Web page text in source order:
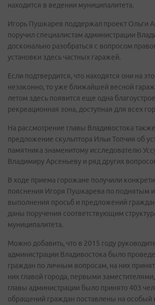
находится в ведении муниципалитета.
Игорь Пушкарев поддержал проект Ольги
поручил специалистам администрации
досконально разобраться с вопросом
установки здесь частных гаражей.
Если подтвердится, что находятся они на
незаконно, то уже ближайшей весной
летом здесь появится еще одна
рекреационная зона, доступная для всех
На рассмотрение главы Владивостока
предложение скульптора Ильи Топчия об
памятника знаменитому исследователю
Владимиру Арсеньеву и ряд других
В ходе приема горожане получили
пояснения Игоря Пушкарева по поднятым
выполнения просьб и предложений
даны поручения соответствующим
муниципалитета.
Можно добавить, что в 2015 году
администрации Владивостока было
граждан по личным вопросам, на них
них главой города, первыми
главы администрации было принято 403
обращений граждан поставлены на особый